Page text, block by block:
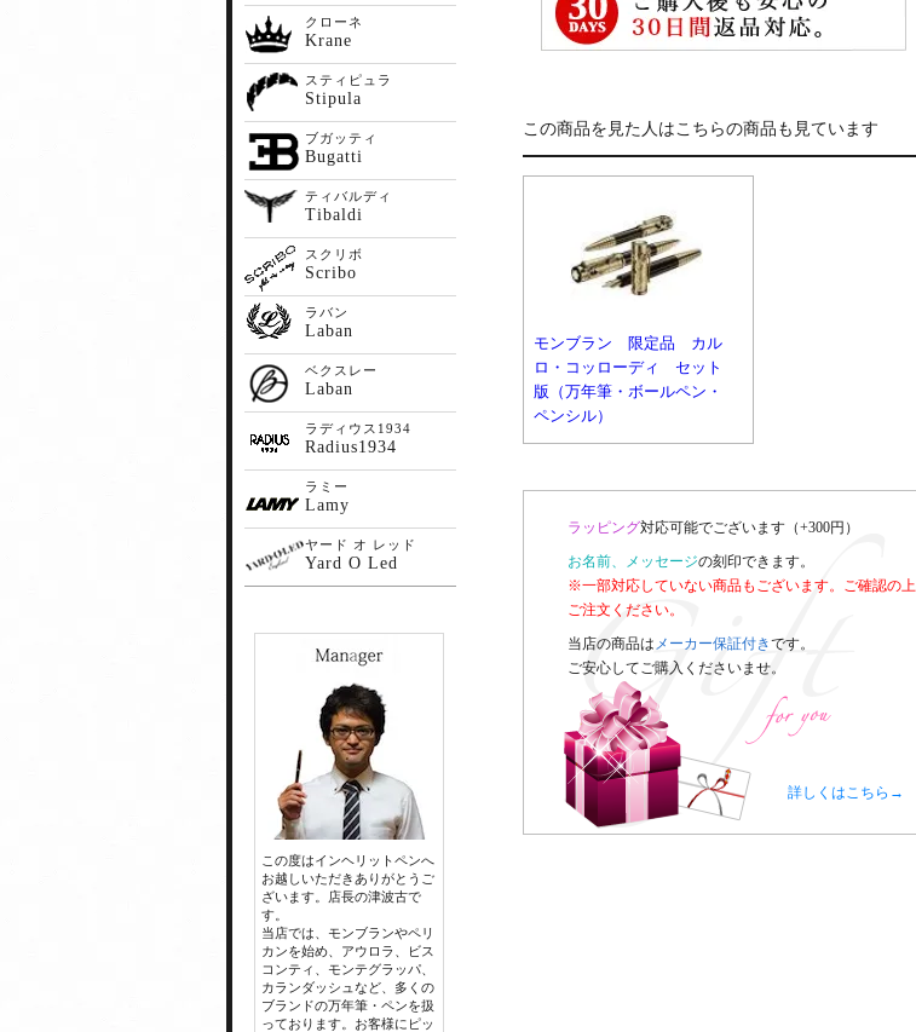
この商品を見た人はこちらの商品も見ています
モンブラン 限定品 カル
ロ・コッローディ セット
版（万年筆・ボールペン・
ペンシル）
ラッピング対応可能でございます（+300円）
お名前、メッセージの刻印できます。
※一部対応していない商品もございます。ご確認の上
ご注文ください。
当店の商品は メーカー保証付きです。
ご安心してご購入くださいませ。
詳しくはこちら→
クローネ
Krane
スティピュラ
Stipula
ブガッティ
Bugatti
ティバルディ
Tibaldi
スクリボ
Scribo
ラバン
Laban
ベクスレー
Laban
ラディウス1934
Radius1934
ラミー
Lamy
ヤード オ レッド
Yard O Led
この度はインヘリットペンへ
お越しいただきありがとうご
ざいます。店長の津波古で
す。
当店では、モンブランやペリ
カンを始め、アウロラ、ビス
コンティ、モンテグラッパ、
カランダッシュなど、多くの
ブランドの万年筆・ペンを扱
っております。お客様にピッ